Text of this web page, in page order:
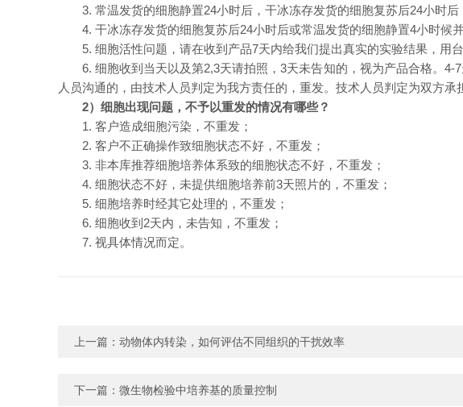
3. 常温发货的细胞静置24小时后，干冰冻存发货的细胞复苏后24小时
4. 干冰冻存发货的细胞复苏后24小时后或常温发货的细胞静置4小时候
5. 细胞活性问题，请在收到产品7天内给我们提出真实的实验结果，用
6. 细胞收到当天以及第2,3天请拍照，3天未告知的，视为产品合格。
人员沟通的，由技术人员判定为我方责任的，重发。技术人员判定为双方
2） 细胞出现问题，不予以重发的情况有哪些？
1. 客户造成细胞污染，不重发；
2. 客户不正确操作致细胞状态不好，不重发；
3. 非本库推荐细胞培养体系致的细胞状态不好，不重发；
4. 细胞状态不好，未提供细胞培养前3天照片的，不重发；
5. 细胞培养时经其它处理的，不重发；
6. 细胞收到 2天内，未告知，不重发；
7. 视具体情况而定。
上一篇： 动物体内转染，如何评估不同组织的干扰效率
下一篇： 微生物检验中培养基的质量控制